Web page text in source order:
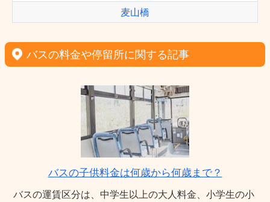
麦山橋
バスの料金や停留所に関する記事
バスの子供料金は何歳から何歳まで？
バスの運賃区分は、中学生以上の大人料金、小学生の小